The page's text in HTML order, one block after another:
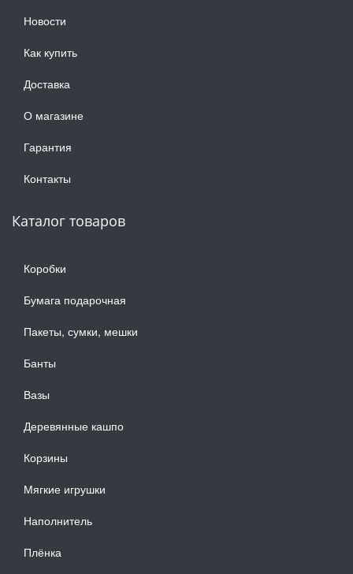
Новости
Как купить
Доставка
О магазине
Гарантия
Контакты
Каталог товаров
Коробки
Бумага подарочная
Пакеты, сумки, мешки
Банты
Вазы
Деревянные кашпо
Корзины
Мягкие игрушки
Наполнитель
Плёнка